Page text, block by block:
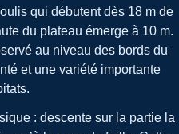
qui débutent dès 18 m de
du plateau émerge à 10 m.
au niveau des bords du
et une variété importante
: descente sur la partie la